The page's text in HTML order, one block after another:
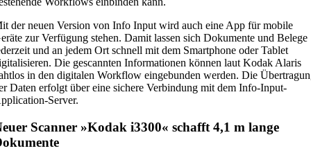
der neuen Version von Info Input wird auch eine App für mobile
zur Verfügung stehen. Damit lassen sich Dokumente und Belege
und an jedem Ort schnell mit dem Smartphone oder Tablet
Die gescannten Informationen können laut Kodak Alaris
in den digitalen Workflow eingebunden werden. Die
Daten erfolgt über eine sichere Verbindung mit dem Info-Input-
Server.
Scanner »Kodak i3300« schafft 4,1 m lange